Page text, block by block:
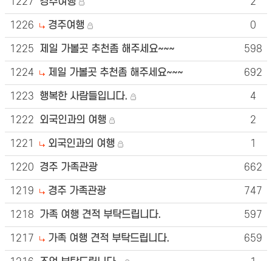
1226 경주여행 0
1225 제일 가볼곳 추천좀 해주세요~~~ 598
1224 제일 가볼곳 추천좀 해주세요~~~ 692
1223 행복한 사람들입니다. 4
1222 외국인과의 여행 2
1221 외국인과의 여행 1
1220 경주 가족관광 662
1219 경주 가족관광 747
1218 가족 여행 견적 부탁드립니다. 597
1217 가족 여행 견적 부탁드립니다. 659